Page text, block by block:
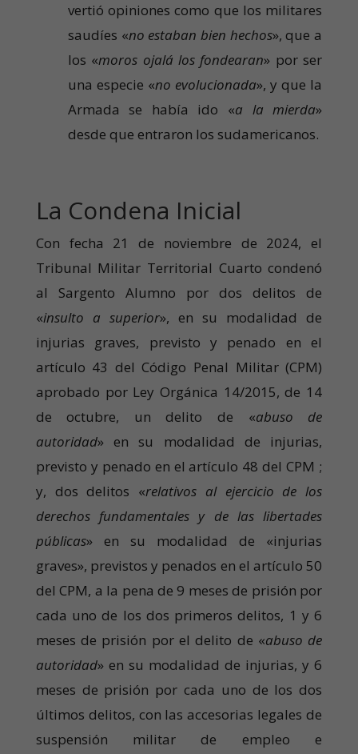
vertió opiniones como que los militares
saudíes «no estaban bien hechos», que a
los «moros ojalá los fondearan» por ser
una especie «no evolucionada», y que la
Armada se había ido «a la mierda»
desde que entraron los sudamericanos.
La Condena Inicial
Con fecha 21 de noviembre de 2024, el
Tribunal Militar Territorial Cuarto condenó
al Sargento Alumno por dos delitos de
«insulto a superior», en su modalidad de
injurias graves, previsto y penado en el
artículo 43 del Código Penal Militar (CPM)
aprobado por Ley Orgánica 14/2015, de 14
de octubre, un delito de «abuso de
autoridad» en su modalidad de injurias,
previsto y penado en el artículo 48 del CPM ;
y, dos delitos «relativos al ejercicio de los
derechos fundamentales y de las libertades
públicas» en su modalidad de «injurias
graves», previstos y penados en el artículo 50
del CPM, a la pena de 9 meses de prisión por
cada uno de los dos primeros delitos, 1 y 6
meses de prisión por el delito de «abuso de
autoridad» en su modalidad de injurias, y 6
meses de prisión por cada uno de los dos
últimos delitos, con las accesorias legales de
suspensión militar de empleo e